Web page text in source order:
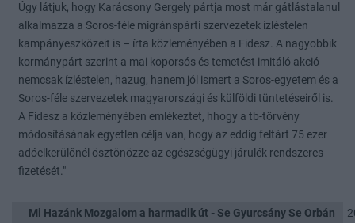
Úgy látjuk, hogy Karácsony Gergely pártja most már gátlástalanul
alkalmazza a Soros-féle migránspárti szervezetek ízléstelen
kampányeszközeit is – írta közleményében a Fidesz. A nagyobbik
kormánypárt szerint a mai koporsós és temetést imitáló akció
nemcsak ízléstelen, hazug, hanem jól ismert a Soros-egyetem és a
Soros-féle szervezetek magyarországi és külföldi tüntetéseiről is.
A Fidesz a közleményében emlékeztet, hhogy a tb-törvény
módosításának egyetlen célja van, hogy az eddig feltárt 75 ezer
adóelkerülőnél ösztönözze az egészségügyi járulék rendszeres
fizetését."
Mi Hazánk Mozgalom a harmadik út - Se Gyurcsány Se Orbán